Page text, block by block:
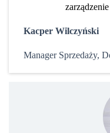
Kacper Wilczyński
Manager Sprzedaży,